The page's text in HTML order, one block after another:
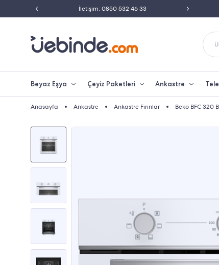
İletişim: 0850 532 46 33
Beyaz Eşya Çeyiz Paketleri Ankastre
Anasayfa Ankastre Ankastre Fırınlar Beko BFC 320